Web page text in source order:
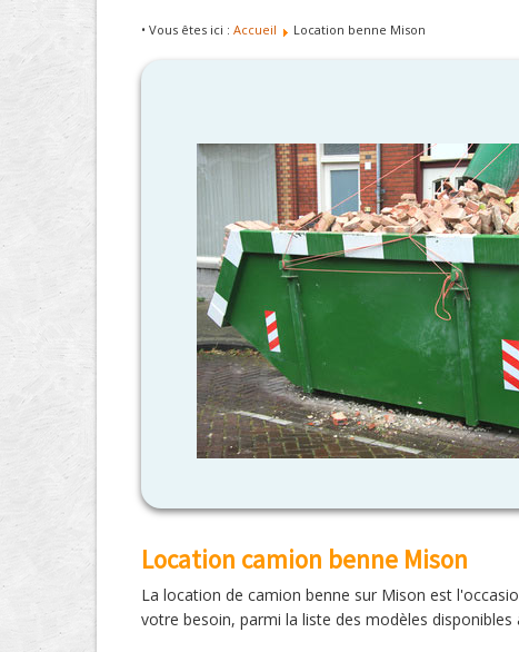
• Vous êtes ici : Accueil Location benne Mison
Location camion benne Mison
La location de camion benne sur Mison est
votre besoin, parmi la liste des modèles disponibles